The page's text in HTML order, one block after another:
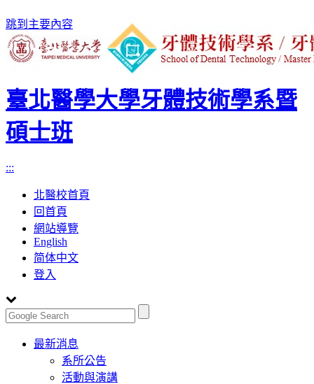
跳到主要內容
臺北醫學大學牙體技術學系暨
碩士班
:::
北醫校首頁
回首頁
網站導覽
English
简体中文
登入
Toggle
navigation
最新消息
系所公告
活動與演講